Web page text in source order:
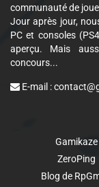
communauté de
Jour après jour,
PC et consoles
aperçu. Mais
concours...
E-mail :
Gamikaze
ZeroPing
Blog de